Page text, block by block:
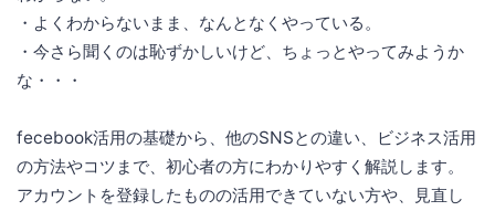
・よくわからないまま、なんとなくやっている。
・今さら聞くのは恥ずかしいけど、ちょっとやってみようか
な・・・
fecebook活用の基礎から、他のSNSとの違い、ビジネス活用
の方法やコツまで、初心者の方にわかりやすく解説します。
アカウントを登録したものの活用できていない方や、見直し